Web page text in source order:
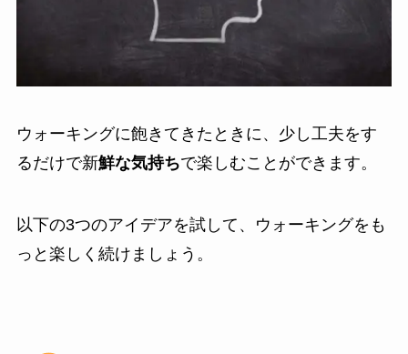
ウォーキングに飽きてきたときに、少し工夫をす
るだけで新鮮な気持ちで楽しむことができます。
以下の3つのアイデアを試して、ウォーキングをも
っと楽しく続けましょう。